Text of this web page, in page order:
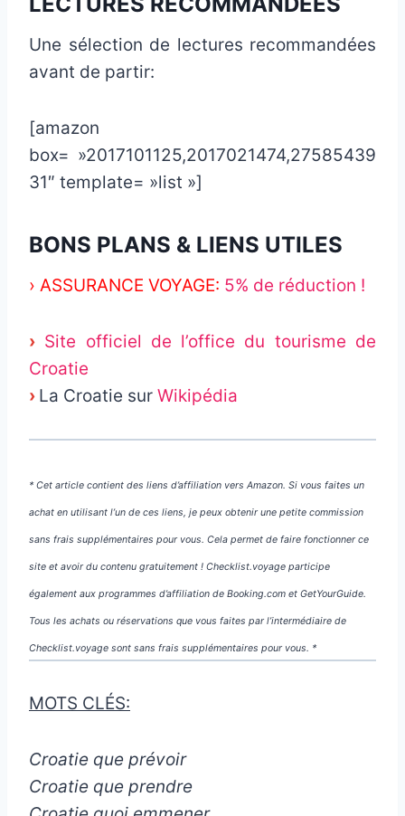
Une sélection de lectures recommandées
avant de partir:
[amazon
box= »2017101125,2017021474,27585439
31″ template= »list »]
BONS PLANS & LIENS UTILES
› ASSURANCE VOYAGE: 5% de réduction !
› Site officiel de l’office du tourisme de
Croatie
› La Croatie sur Wikipédia
* Cet article contient des liens d’affiliation vers Amazon. Si vous faites un
achat en utilisant l’un de ces liens, je peux obtenir une petite commission
sans frais supplémentaires pour vous. Cela permet de faire fonctionner ce
site et avoir du contenu gratuitement ! Checklist.voyage participe
également aux programmes d’affiliation de Booking.com et GetYourGuide.
Tous les achats ou réservations que vous faites par l’intermédiaire de
Checklist.voyage sont sans frais supplémentaires pour vous. *
MOTS CLÉS:
Croatie que prévoir
Croatie que prendre